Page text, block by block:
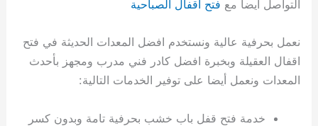
التواصل ايضا مع فتح اقفال الصباحية
نعمل بحرفية عالية ونستخدم افضل المعدات الحديثة في فتح
اقفال العقيلة وبخبرة افضل كادر فني مدرب ومجهز بأحدث
المعدات ونعمل أيضا على توفير الخدمات التالية:
خدمة فتح قفل باب خشب بحرفية تامة وبدون كسر